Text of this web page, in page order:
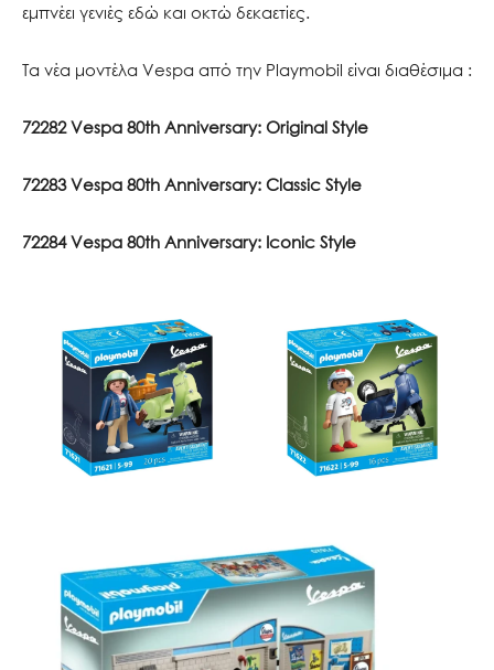
εμπνέει γενιές εδώ και οκτώ δεκαετίες.
Τα νέα μοντέλα Vespa από την Playmobil είναι διαθέσιμα :
72282 Vespa 80th Anniversary: Original Style
72283 Vespa 80th Anniversary: Classic Style
72284 Vespa 80th Anniversary: Iconic Style